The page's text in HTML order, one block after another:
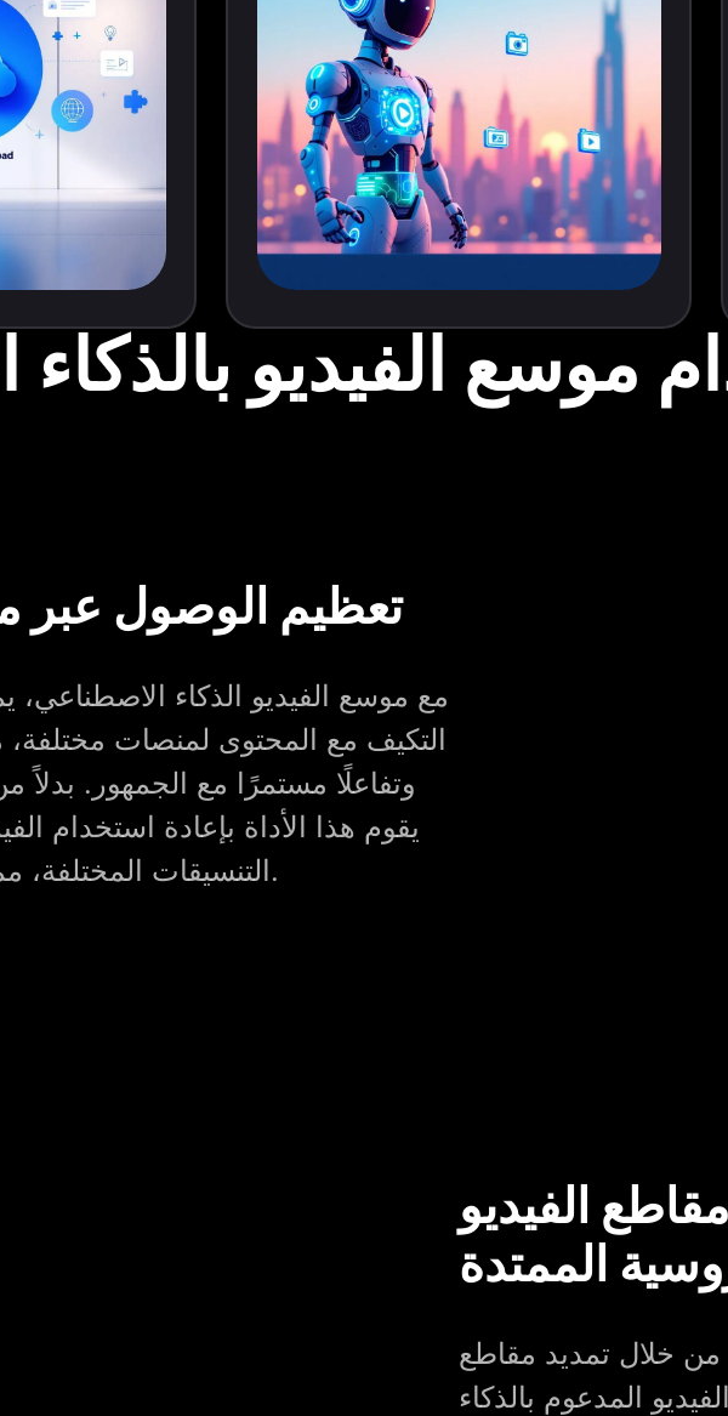
موسع الفيديو
تعظيم الوصول عبر
مع موسع الفيديو الذكاء
التكيف مع المحتوى لمنصات
وتفاعلًا مستمرًا مع الجمهور. بدلاً
يقوم هذا الأداة بإعادة استخدام
التنسيقات المختلفة، مما يوفر الوقت والموارد.
الفيديو
الممتدة
من خلال تمديد مقاطع
المدعوم بالذكاء